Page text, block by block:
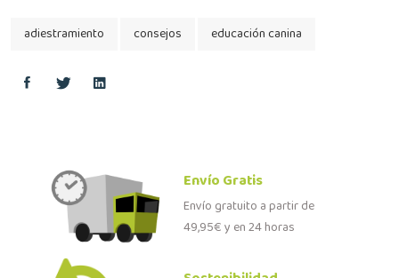
adiestramiento consejos educación canina
Envío Gratis
Envío gratuito a partir de
49,95€ y en 24 horas